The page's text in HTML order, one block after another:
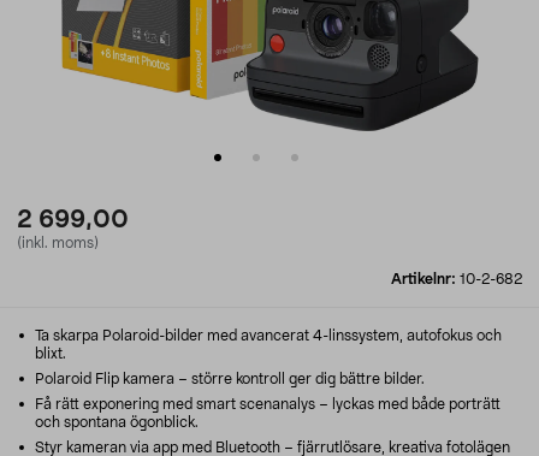
2 699,00
(inkl. moms)
Artikelnr: 10-2-682
Ta skarpa Polaroid-bilder med avancerat 4-linssystem, autofokus och
blixt.
Polaroid Flip kamera – större kontroll ger dig bättre bilder.
Få rätt exponering med smart scenanalys – lyckas med både porträtt
och spontana ögonblick.
Styr kameran via app med Bluetooth – fjärrutlösare, kreativa fotolägen